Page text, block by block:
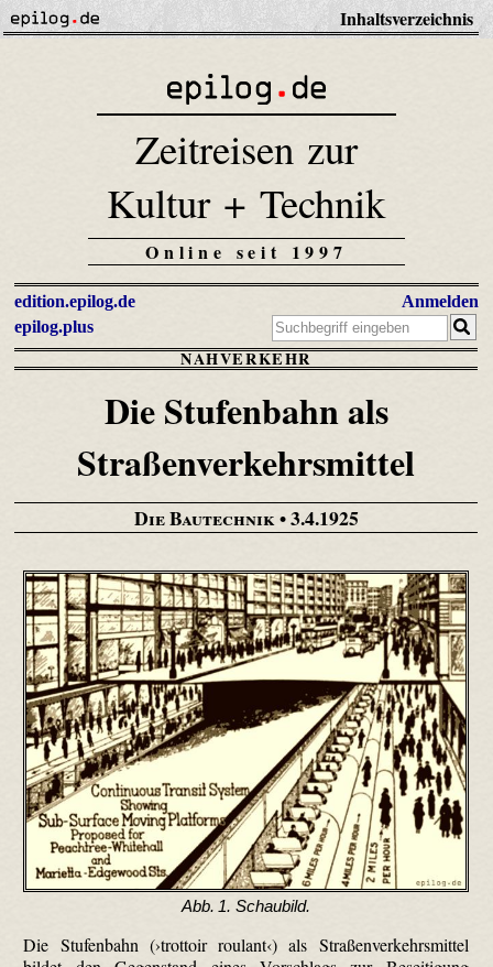
Inhaltsverzeichnis
Zeitreisen zur
Kultur + Technik
Online seit 1997
edition.epilog.de
epilog.plus
Anmelden
NAHVERKEHR
Die Stufenbahn als
Straßenverkehrsmittel
Die Bautechnik• 3.4.1925
Abb. 1. Schaubild.
Die Stufenbahn (›trottoir roulant‹) als Straßenverkehrsmittel